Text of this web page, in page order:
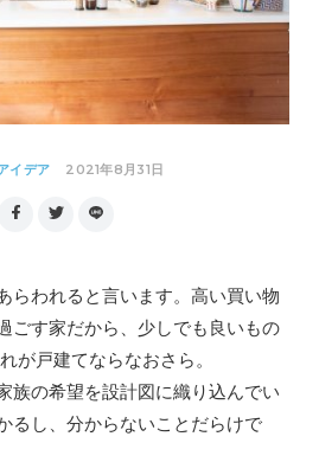
イデア 2021年8月31日
らわれると言います。高い買い物
ごす家だから、少しでも良いもの
が戸建てならなおさら。
族の希望を設計図に織り込んでい
るし、分からないことだらけで